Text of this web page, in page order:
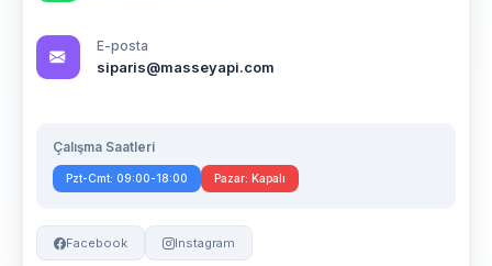
E-posta
siparis@masseyapi.com
Çalışma Saatleri
Pzt-Cmt: 09:00-18:00 Pazar: Kapalı
Facebook Instagram